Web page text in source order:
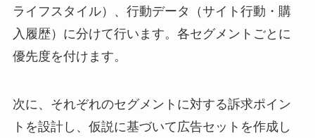
ライフスタイル）、行動データ（サイト行動・購
入履歴）に分けて行います。各セグメントごとに
優先度を付けます。
次に、それぞれのセグメントに対する訴求ポイン
トを設計し、仮説に基づいて広告セットを作成し